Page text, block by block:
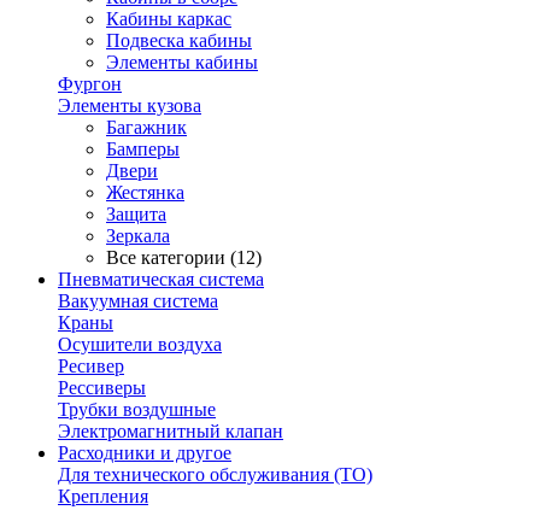
Кабины каркас
Подвеска кабины
Элементы кабины
Фургон
Элементы кузова
Багажник
Бамперы
Двери
Жестянка
Защита
Зеркала
Все категории (12)
Пневматическая система
Вакуумная система
Краны
Осушители воздуха
Ресивер
Рессиверы
Трубки воздушные
Электромагнитный клапан
Расходники и другое
Для технического обслуживания (ТО)
Крепления